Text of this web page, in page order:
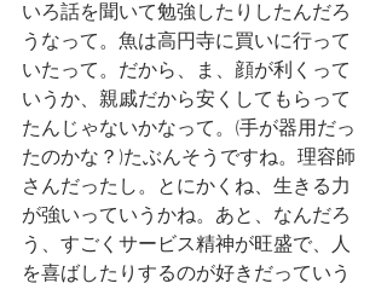
いろ話を聞いて勉強したりしたんだろ
うなって。魚は高円寺に買いに行って
いたって。だから、ま、顔が利くって
いうか、親戚だから安くしてもらって
たんじゃないかなって。(手が器用だっ
たのかな？)たぶんそうですね。理容師
さんだったし。とにかくね、生きる力
が強いっていうかね。あと、なんだろ
う、すごくサービス精神が旺盛で、人
を喜ばしたりするのが好きだっていう